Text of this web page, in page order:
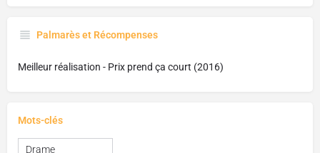
Palmarès et Récompenses
Meilleur réalisation - Prix prend ça court (2016)
Mots-clés
Drame